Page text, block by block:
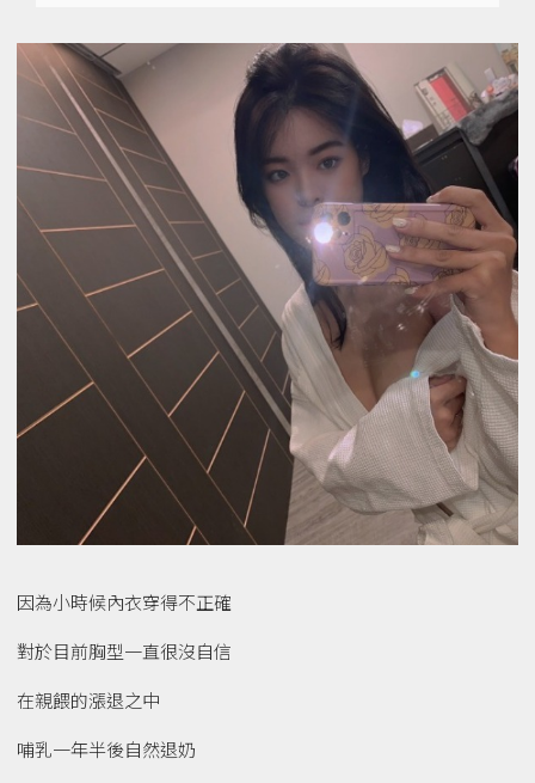
因為小時候內衣穿得不正確
對於目前胸型一直很沒自信
在親餵的漲退之中
哺乳一年半後自然退奶